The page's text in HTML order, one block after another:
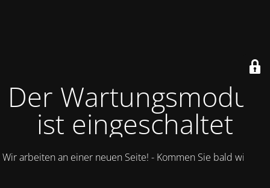
Der Wartungsmodus
ist eingeschaltet
Wir arbeiten an einer neuen Seite! - Kommen Sie bald wieder.